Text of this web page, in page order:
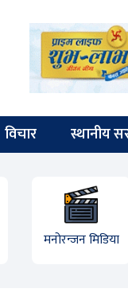
विचार स्थानीय
मनोरन्जन मिडिया